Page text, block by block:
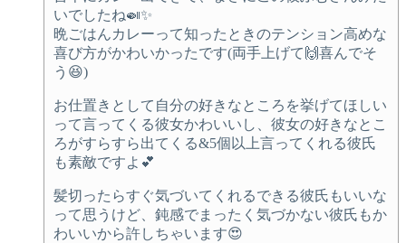
いでしたね🍛✨
晩ごはんカレーって知ったときのテンション高めな
喜び方がかわいかったです(両手上げて🙌喜んでそ
う😆)
お仕置きとして自分の好きなところを挙げてほしい
って言ってくる彼女かわいいし、彼女の好きなとこ
ろがすらすら出てくる&5個以上言ってくれる彼氏
も素敵ですよ💕
髪切ったらすぐ気づいてくれるできる彼氏もいいな
って思うけど、鈍感でまったく気づかない彼氏もか
わいいから許しちゃいます😍